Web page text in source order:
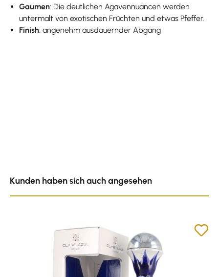
Gaumen: Die deutlichen Agavennuancen werden
untermalt von exotischen Früchten und etwas Pfeffer.
Finish: angenehm ausdauernder Abgang
Kunden haben sich auch angesehen